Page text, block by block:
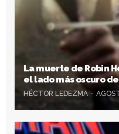
La muerte de Robin
el lado más oscuro
HÉCTOR LEDEZMA